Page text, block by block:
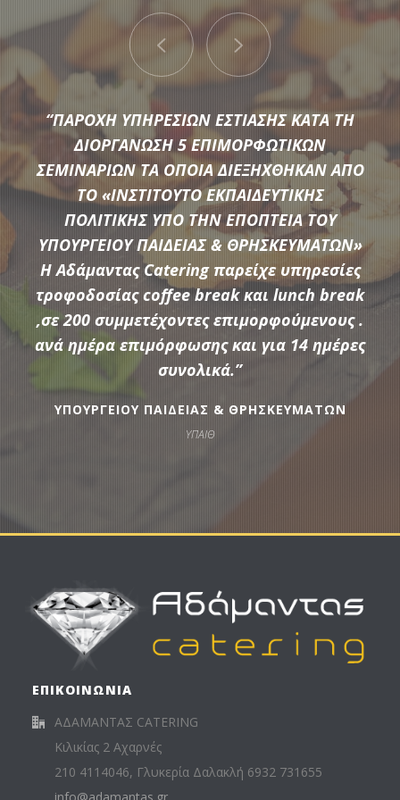
Μια μεγάλη ποικιλία από τις πιο σύγχρονες προτάσεις της
αγοράς συνθέτουν τον εξοπλισμό που διαθέτει η
Αδάμαντας Catering για να υποστηρίξουμε τις ξεχωριστές
ανάγκες κάθε εκδήλωσης.
ΠΕΡΙΣΣΟΤΕΡΑ
“ΠΑΡΟΧΗ ΥΠΗΡΕΣΙΩΝ ΕΣΤΙΑΣΗΣ ΚΑΤΑ ΤΗ
ΔΙΟΡΓΑΝΩΣΗ 5 ΕΠΙΜΟΡΦΩΤΙΚΩΝ
ΣΕΜΙΝΑΡΙΩΝ ΤΑ ΟΠΟΙΑ ΔΙΕΞΗΧΘΗΚΑΝ ΑΠΟ
ΤΟ «ΙΝΣΤΙΤΟΥΤΟ ΕΚΠΑΙΔΕΥΤΙΚΗΣ
ΠΟΛΙΤΙΚΗΣ ΥΠΟ ΤΗΝ ΕΠΟΠΤΕΙΑ ΤΟΥ
ΥΠΟΥΡΓΕΙΟΥ ΠΑΙΔΕΙΑΣ & ΘΡΗΣΚΕΥΜΑΤΩΝ»
Η Αδάμαντας Catering παρείχε υπηρεσίες
τροφοδοσίας coffee break και lunch break
,σε 200 συμμετέχοντες επιμορφούμενους .
ανά ημέρα επιμόρφωσης και για 14 ημέρες
συνολικά.”
ΥΠΟΥΡΓΕΙΟΥ ΠΑΙΔΕΙΑΣ & ΘΡΗΣΚΕΥΜΑΤΩΝ
ΥΠΑΙΘ
ΕΠΙΚΟΙΝΩΝΙΑ
ΑΔΑΜΑΝΤΑΣ CATERING
Κιλικίας 2 Αχαρνές
210 4114046, Γλυκερία Δαλακλή 6932 731655